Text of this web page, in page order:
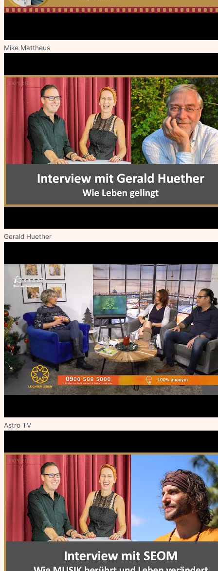
Mike Mattheus
Gerald Huether
Astro TV